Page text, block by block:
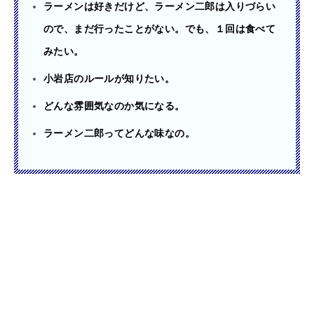
ラーメンは好きだけど、ラーメン二郎は入りづらい
ので、まだ行ったことがない。でも、１回は食べて
みたい。
小岩店のルールが知りたい。
どんな雰囲気なのか気になる。
ラーメン二郎ってどんな味なの。